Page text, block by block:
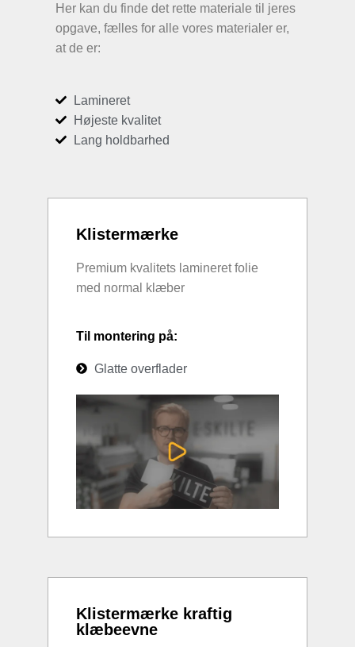
Her kan du finde det rette materiale til jeres
opgave, fælles for alle vores materialer er,
at de er:
Lamineret
Højeste kvalitet
Lang holdbarhed
Klistermærke
Premium kvalitets lamineret folie
med normal klæber
Til montering på:
Glatte overflader
Klistermærke kraftig
klæbeevne